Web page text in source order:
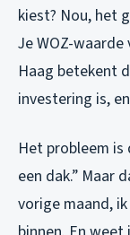
kiest? Nou, het
Je WOZ-waarde
Haag betekent
investering is,
Het probleem is
een dak.” Maar
vorige maand,